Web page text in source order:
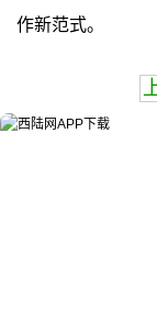
作新范式。